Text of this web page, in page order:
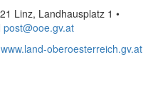
Linz, Landhausplatz 1 •
post@ooe.gv.at
www.land-oberoesterreich.gv.at